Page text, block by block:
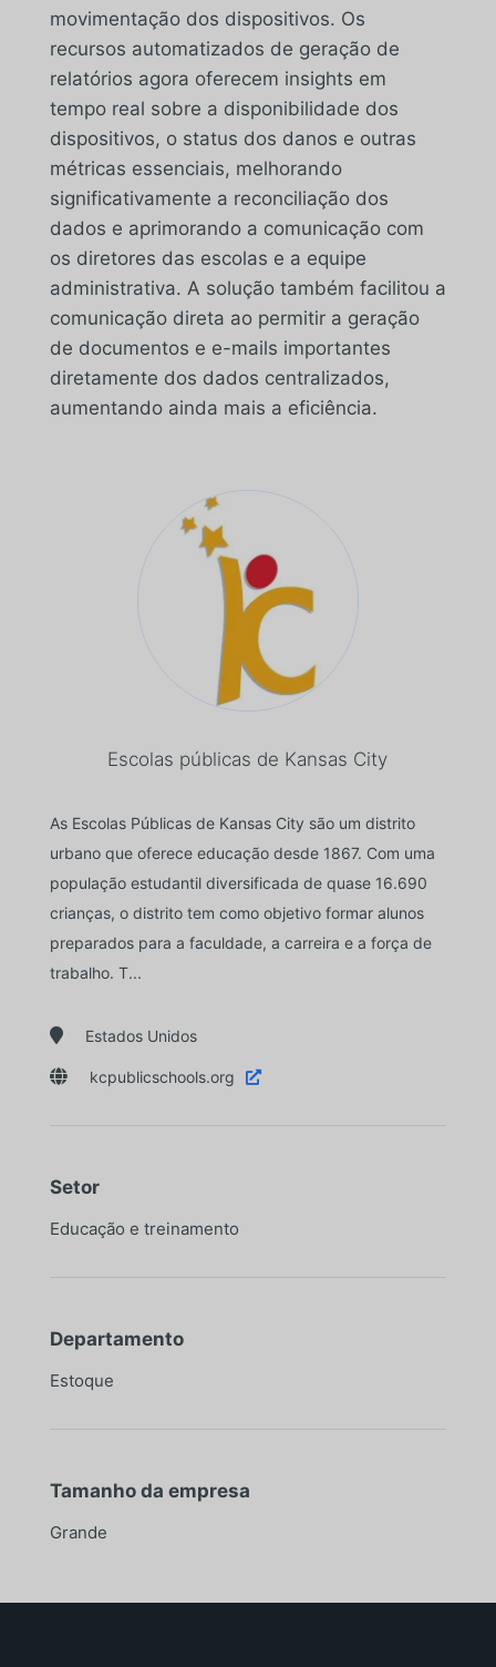
movimentação dos dispositivos. Os
recursos automatizados de geração de
relatórios agora oferecem insights em
tempo real sobre a disponibilidade dos
dispositivos, o status dos danos e outras
métricas essenciais, melhorando
significativamente a reconciliação dos
dados e aprimorando a comunicação com
os diretores das escolas e a equipe
administrativa. A solução também facilitou a
comunicação direta ao permitir a geração
de documentos e e-mails importantes
diretamente dos dados centralizados,
aumentando ainda mais a eficiência.
Escolas públicas de Kansas City
As Escolas Públicas de Kansas City são um distrito
urbano que oferece educação desde 1867. Com uma
população estudantil diversificada de quase 16.690
crianças, o distrito tem como objetivo formar alunos
preparados para a faculdade, a carreira e a força de
trabalho. T...
 Estados Unidos
 kcpublicschools.org 
Setor
Educação e treinamento
Departamento
Estoque
Tamanho da empresa
Grande